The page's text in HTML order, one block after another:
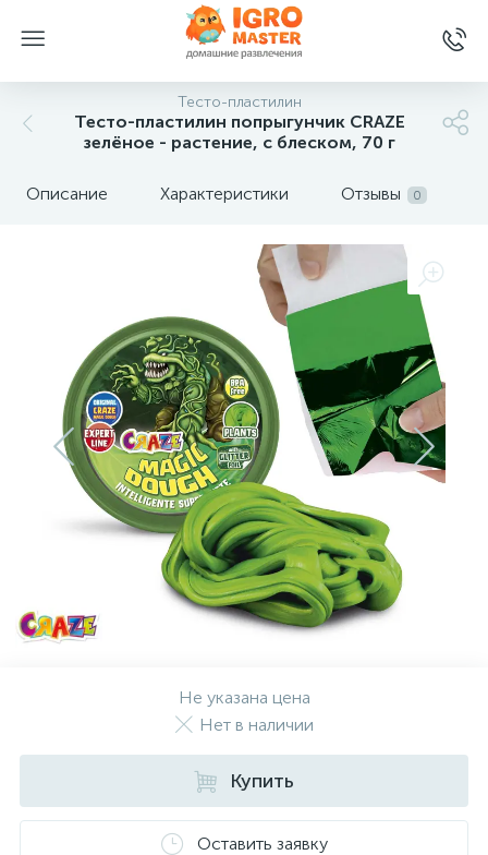
Тесто-пластилин
Тесто-пластилин попрыгунчик CRAZE
зелёное - растение, с блеском, 70 г
Описание Характеристики Отзывы 0
Не указана цена
Нет в наличии
Купить
Оставить заявку